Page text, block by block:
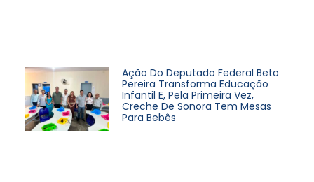
Ação Do Deputado Federal Beto
Pereira Transforma Educação
Infantil E, Pela Primeira Vez,
Creche De Sonora Tem Mesas
Para Bebês